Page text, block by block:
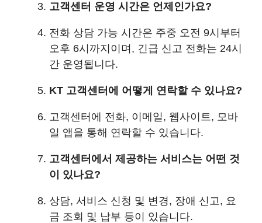
고객센터 운영 시간은 언제인가요?
전화 상담 가능 시간은 주중 오전 9시부터
오후 6시까지이며, 긴급 신고 전화는 24시
간 운영됩니다.
KT 고객센터에 어떻게 연락할 수 있나요?
고객센터에 전화, 이메일, 웹사이트, 모바
일 앱을 통해 연락할 수 있습니다.
고객센터에서 제공하는 서비스는 어떤 것
이 있나요?
상담, 서비스 신청 및 변경, 장애 신고, 요
금 조회 및 납부 등이 있습니다.